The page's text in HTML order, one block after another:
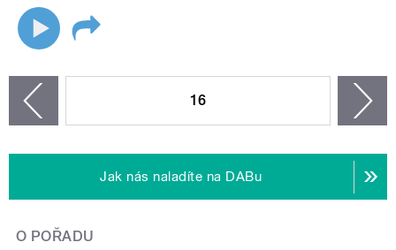
16
Jak nás naladíte na DABu
O POŘADU